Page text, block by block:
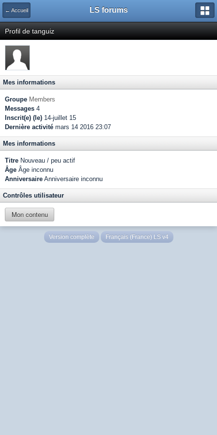
← Accueil LS forums
Profil de tanguiz
Mes informations
Groupe Members
Messages 4
Inscrit(e) (le) 14-juillet 15
Dernière activité mars 14 2016 23:07
Mes informations
Titre Nouveau / peu actif
Âge Âge inconnu
Anniversaire Anniversaire inconnu
Contrôles utilisateur
Mon contenu
Version complète Français (France) LS v4